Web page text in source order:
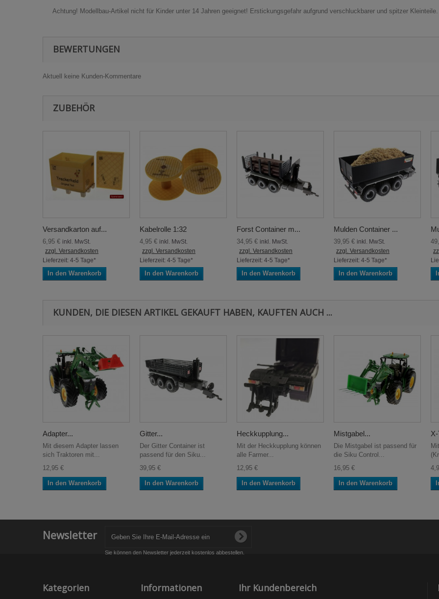
Achtung! Modellbau-Artikel nicht für Kinder unter 14 Jahren geeignet! Erstickungsgefahr aufgrund verschluckbarer und spitzer Kleinteile.
BEWERTUNGEN
Aktuell keine Kunden-Kommentare
ZUBEHÖR
Versandkarton auf...
6,95 € inkl. MwSt.
zzgl. Versandkosten
Lieferzeit: 4-5 Tage*
In den Warenkorb
Kabelrolle 1:32
4,95 € inkl. MwSt.
zzgl. Versandkosten
Lieferzeit: 4-5 Tage*
In den Warenkorb
Forst Container m...
34,95 € inkl. MwSt.
zzgl. Versandkosten
Lieferzeit: 4-5 Tage*
In den Warenkorb
Mulden Container ...
39,95 € inkl. MwSt.
zzgl. Versandkosten
Lieferzeit: 4-5 Tage*
In den Warenkorb
KUNDEN, DIE DIESEN ARTIKEL GEKAUFT HABEN, KAUFTEN AUCH ...
Adapter...
Mit diesem Adapter lassen
sich Traktoren mit...
12,95 €
In den Warenkorb
Gitter...
Der Gitter Container ist
passend für den Siku...
39,95 €
In den Warenkorb
Heckkupplung...
Mit der Heckkupplung können
alle Farmer...
12,95 €
In den Warenkorb
Mistgabel...
Die Mistgabel ist passend für
die Siku Control...
16,95 €
In den Warenkorb
Newsletter
Sie können den Newsletter jederzeit kostenlos abbestellen.
Kategorien Informationen Ihr Kundenbereich